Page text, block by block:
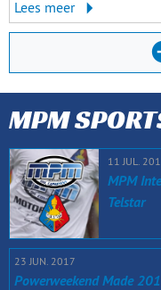
Lees meer
MPM
11 JUL.
MPM
Telstar
23 JUN. 2017
Powerweekend Made